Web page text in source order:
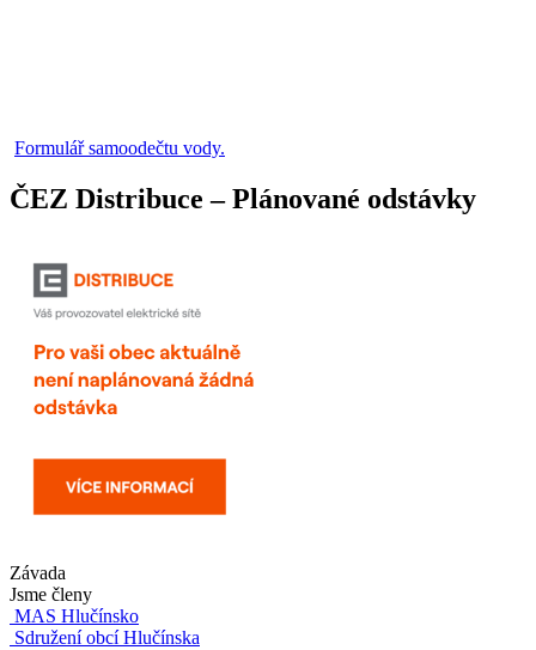
Formulář samoodečtu vody.
ČEZ Distribuce – Plánované odstávky
Závada
Jsme členy
MAS Hlučínsko
Sdružení obcí Hlučínska